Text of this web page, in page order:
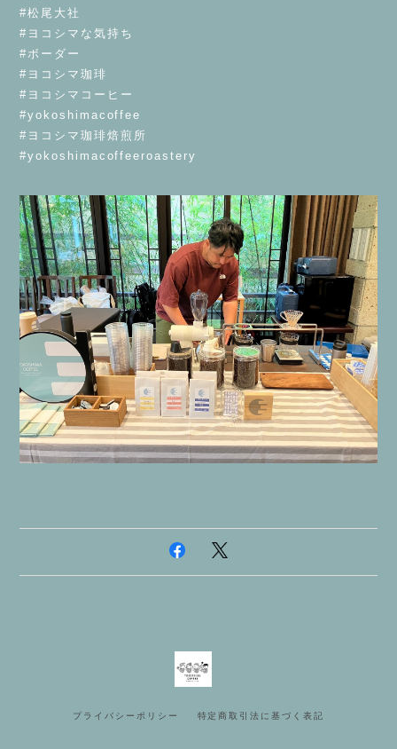
#松尾大社
#ヨコシマな気持ち
#ボーダー
#ヨコシマ珈琲
#ヨコシマコーヒー
#yokoshimacoffee
#ヨコシマ珈琲焙煎所
#yokoshimacoffeeroastery
プライバシーポリシー 特定商取引法に基づく表記